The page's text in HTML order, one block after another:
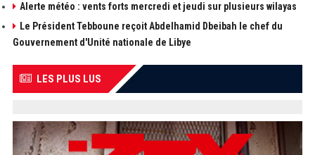
Alerte météo : vents forts mercredi et jeudi sur plusieurs wilayas
Le Président Tebboune reçoit Abdelhamid Dbeibah le chef du
Gouvernement d'Unité nationale de Libye
LES PLUS LUS